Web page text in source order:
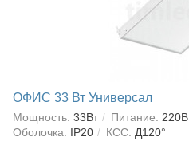
ОФИС 33 Вт Универсал
Мощность: 33Вт Питание: 220В
Оболочка: IP20 КСС: Д120°